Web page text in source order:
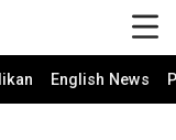
English News